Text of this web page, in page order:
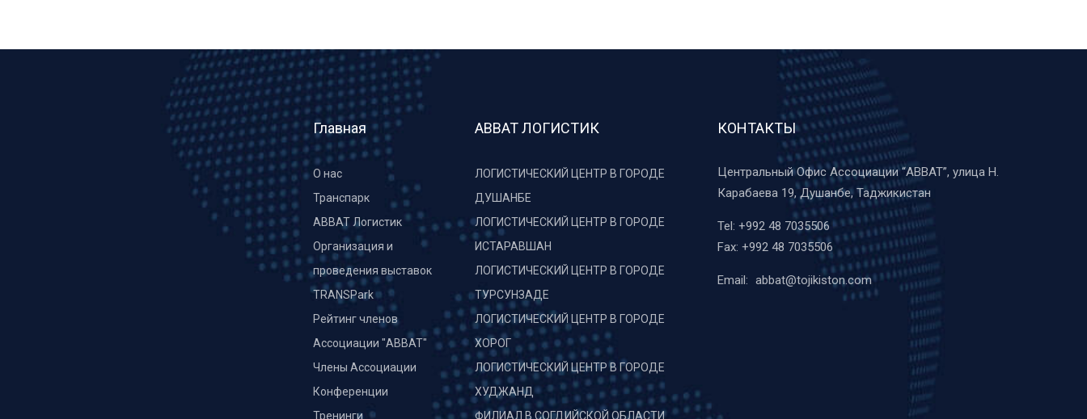
Главная
О нас
Транспарк
ABBAT Логистик
Организация и
проведения выставок
TRANSPark
Рейтинг членов
Ассоциации "АВВАТ"
Члены Ассоциации
Конференции
Тренинги
АВВАТ ЛОГИСТИК
ЛОГИСТИЧЕСКИЙ ЦЕНТР В ГОРОДЕ
ДУШАНБЕ
ЛОГИСТИЧЕСКИЙ ЦЕНТР В ГОРОДЕ
ИСТАРАВШАН
ЛОГИСТИЧЕСКИЙ ЦЕНТР В ГОРОДЕ
ТУРСУНЗАДЕ
ЛОГИСТИЧЕСКИЙ ЦЕНТР В ГОРОДЕ
ХОРОГ
ЛОГИСТИЧЕСКИЙ ЦЕНТР В ГОРОДЕ
ХУДЖАНД
ФИЛИАЛ В СОГДИЙСКОЙ ОБЛАСТИ
КОНТАКТЫ
Центральный Офис Ассоциации “ABBAT”, улица Н.
Карабаева 19, Душанбе, Таджикистан
Tel: +992 48 7035506
Fax: +992 48 7035506
Email: abbat@tojikiston.com